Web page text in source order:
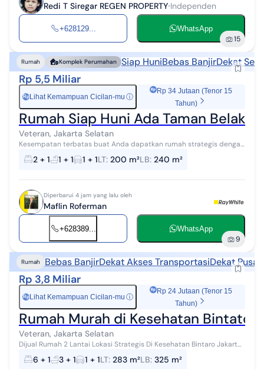
Redi T Siregar REGEN PROPERTY Independen
+628129... WhatsApp
15
Rumah Komplek Perumahan Siap HuniBebas BanjirDekat
Rp 5,5 Miliar
Rp Lihat Kemampuan Cicilan-mu ⓘ
Rp 34 Jutaan (Tenor 15
Tahun)
Rumah Siap Huni Ada Taman
Veteran, Jakarta Selatan
Kesempatan terbatas buat Anda dapatkan rumah strategis dengan
return investasi tinggi di Veteran, Jakarta Selatan. Rumah ini
menawarkan lokasi yan...
2 + 1 1 + 1 1 + 1LT: 200 m²LB: 240 m²
Diperbarui 4 jam yang lalu oleh
Maflin Roferman
+628389... WhatsApp
9
Rumah Bebas BanjirDekat Akses TransportasiDekat
Rp 3,8 Miliar
Rp Lihat Kemampuan Cicilan-mu ⓘ
Rp 24 Jutaan (Tenor 15
Tahun)
Rumah Murah di Kesehatan Bintato
Veteran, Jakarta Selatan
Dijual Rumah 2 Lantai Lokasi Strategis Di Kesehatan Bintaro Jakarta
Selatan SPESIFIKASI Luas Tanah : 283 m² Luas Bangunan : 325 m²
Kamar Tidur :...
6 + 1 3 + 1 1 + 1LT: 283 m²LB: 325 m²